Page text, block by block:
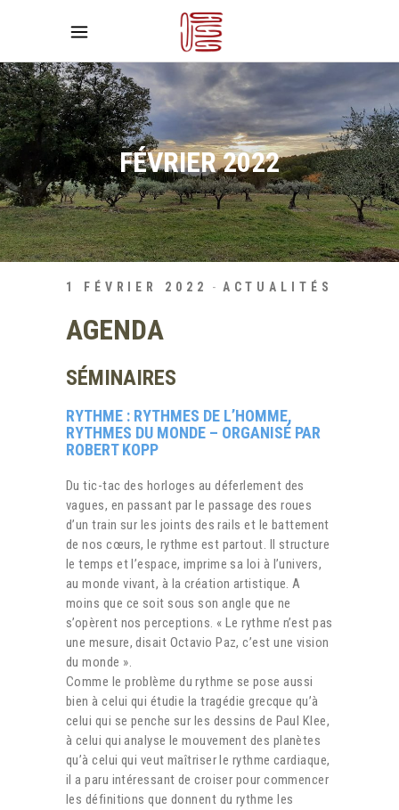
FÉVRIER 2022
1 FÉVRIER 2022 ACTUALITÉS
AGENDA
SÉMINAIRES
RYTHME : RYTHMES DE L’HOMME,
RYTHMES DU MONDE – ORGANISÉ PAR
ROBERT KOPP
Du tic-tac des horloges au déferlement des
vagues, en passant par le passage des roues
d’un train sur les joints des rails et le battement
de nos cœurs, le rythme est partout. Il structure
le temps et l’espace, imprime sa loi à l’univers,
au monde vivant, à la création artistique. A
moins que ce soit sous son angle que ne
s’opèrent nos perceptions. « Le rythme n’est pas
une mesure, disait Octavio Paz, c’est une vision
du monde ».
Comme le problème du rythme se pose aussi
bien à celui qui étudie la tragédie grecque qu’à
celui qui se penche sur les dessins de Paul Klee,
à celui qui analyse le mouvement des planètes
qu’à celui qui veut maîtriser le rythme cardiaque,
il a paru intéressant de croiser pour commencer
les définitions que donnent du rythme les